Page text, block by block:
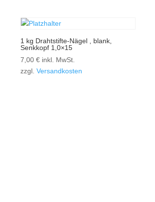
1 kg Drahtstifte-Nägel , blank,
Senkkopf 1,0×15
7,00€ inkl. MwSt.
zzgl.Versandkosten